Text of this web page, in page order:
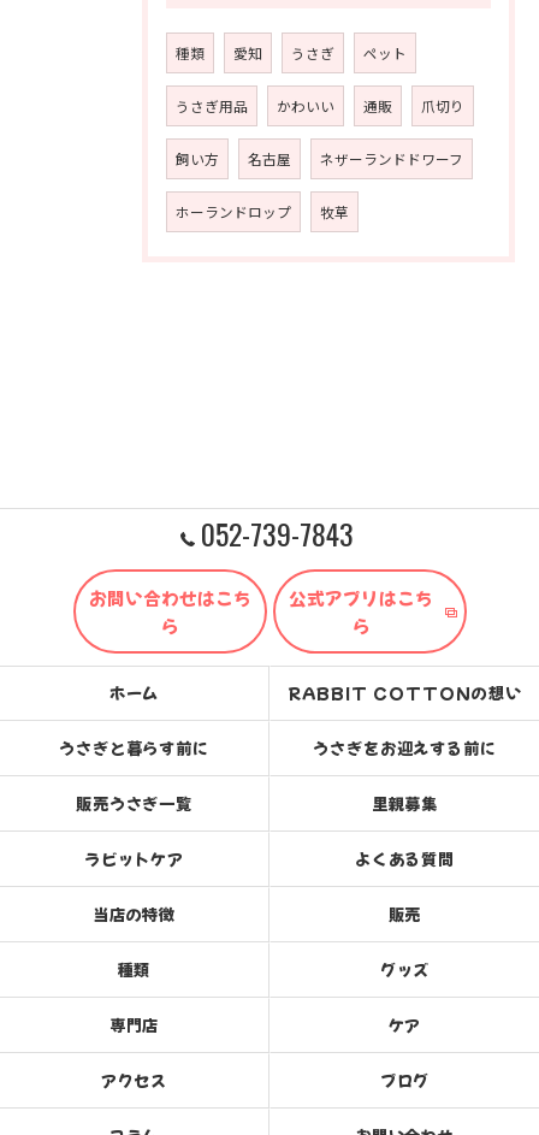
種類 愛知 うさぎ ペット
うさぎ用品 かわいい 通販 爪切り
飼い方 名古屋 ネザーランドドワーフ
ホーランドロップ 牧草
052-739-7843
お問い合わせはこち
ら
公式アプリはこち
ら
ホーム RABBIT COTTONの想い
うさぎと暮らす前に うさぎをお迎えする前に
販売うさぎ一覧 里親募集
ラビットケア よくある質問
当店の特徴 販売
種類 グッズ
専門店 ケア
アクセス ブログ